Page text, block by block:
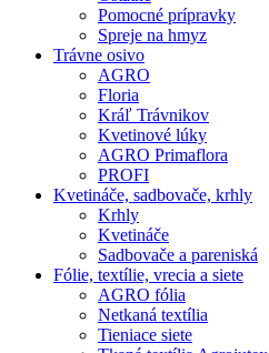
Pomocné prípravky
Spreje na hmyz
Trávne osivo
AGRO
Floria
Kráľ Trávnikov
Kvetinové lúky
AGRO Primaflora
PROFI
Kvetináče, sadbovače, krhly
Krhly
Kvetináče
Sadbovače a pareniská
Fólie, textílie, vrecia a siete
AGRO fólia
Netkaná textília
Tieniace siete